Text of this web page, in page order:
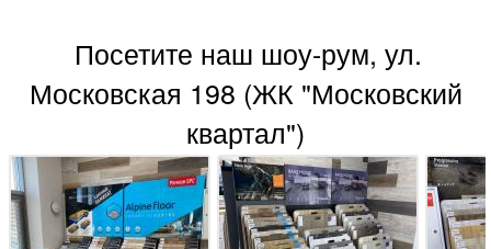
Посетите наш шоу-рум, ул.
Московская 198 (ЖК "Московский
квартал")